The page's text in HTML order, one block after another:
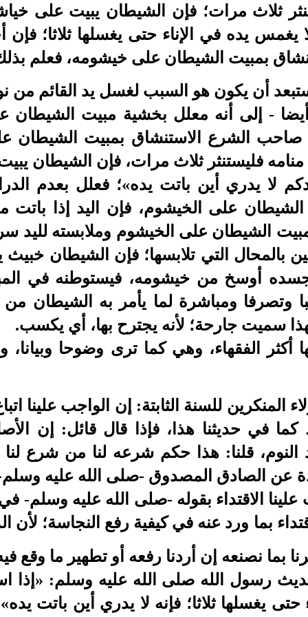
ثلاث مرات؛ فإن الشيطان يبيت على
يغمس يده في الإناء حتى يغسلها ثلاثا؛ فإن
بمبيت الشيطان على خيشومه، فعلم
أن يكون هو السبب لغسل يد القائم من
- إلى أنه معلل بخشية مبيت الشيطان
صاحب الشرع الاستنشاق بمبيت الشيطان
فليستنثر ثلاث مرات، فإن الشيطان
لا يدري أين باتت يده»؛ فعلل بعدم
على الخيشوم، فإن اليد إذا باتت
الشيطان على الخيشوم وملابسته لليد
بالمحال التي تلابسها؛ فإن الشيطان خبيث
أوسخ من خيشومه، فيستوطنه في
وتصرفا ومباشرة لما يأمر به الشيطان من
سميت جارحة؛ لأنه يجترح بها، أي يكسب.
أكثر الفقهاء، وهي كما ترى وضوحا
المنكرين للسنة الثابتة: إن الواجب علينا
كما في حديثنا هذا، فإذا قال قائل: إن
قلنا: هذا حكم شرعه لنا من شرع لنا
عن الصادق المصدوق -صلى الله عليه
علينا الاقتداء بقوله -صلى الله عليه
بما ورد عنه في كيفية رفع النجاسة؛ لأن
بما نصنعه إن أردنا رفعه أو تطهير ما وقع
رسول الله صلى الله عليه وسلم: «إذا
حتى يغسلها ثلاثا؛ فإنه لا يدري أين باتت